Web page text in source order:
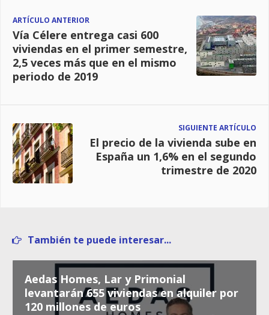
ARTÍCULO ANTERIOR
Vía Célere entrega casi 600
viviendas en el primer semestre,
2,5 veces más que en el mismo
periodo de 2019
SIGUIENTE ARTÍCULO
El precio de la vivienda sube en
España un 1,6% en el segundo
trimestre de 2020
También te puede interesar...
Aedas Homes, Lar y Primonial
levantarán 655 viviendas en alquiler por
120 millones de euros